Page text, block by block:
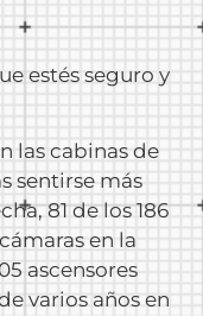
estés seguro y
las cabinas de
sentirse más
81 de los 186
en la
ascensores
varios años en